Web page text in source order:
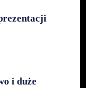
i duże